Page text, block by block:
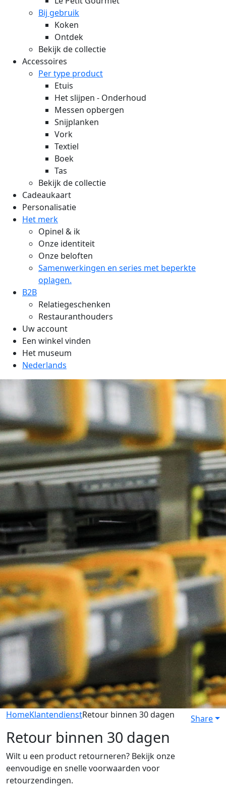
Bij gebruik
Koken
Ontdek
Bekijk de collectie
Accessoires
Per type product
Etuis
Het slijpen - Onderhoud
Messen opbergen
Snijplanken
Vork
Textiel
Boek
Tas
Bekijk de collectie
Cadeaukaart
Personalisatie
Het merk
Opinel & ik
Onze identiteit
Onze beloften
Samenwerkingen en series met beperkte
oplagen.
B2B
Relatiegeschenken
Restauranthouders
Uw account
Een winkel vinden
Het museum
Nederlands
HomeKlantendienstRetour binnen 30 dagen Share
Retour binnen 30 dagen
Wilt u een product retourneren? Bekijk onze
eenvoudige en snelle voorwaarden voor
retourzendingen.